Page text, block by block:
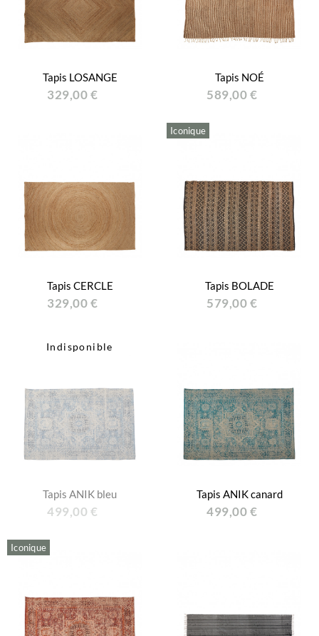
Tapis LOSANGE
329,00 €
Tapis NOÉ
589,00 €
Tapis CERCLE
329,00 €
Iconique
Tapis BOLADE
579,00 €
Indisponible
Tapis ANIK bleu
499,00 €
Tapis ANIK canard
499,00 €
Iconique